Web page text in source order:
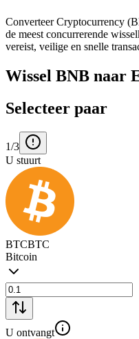
Converteer Cryptocurrency
de meest concurrerende
vereist, veilige en snelle
Wissel BNB naar
Selecteer paar
1/3
U stuurt
BTCBTC
Bitcoin
U ontvangt